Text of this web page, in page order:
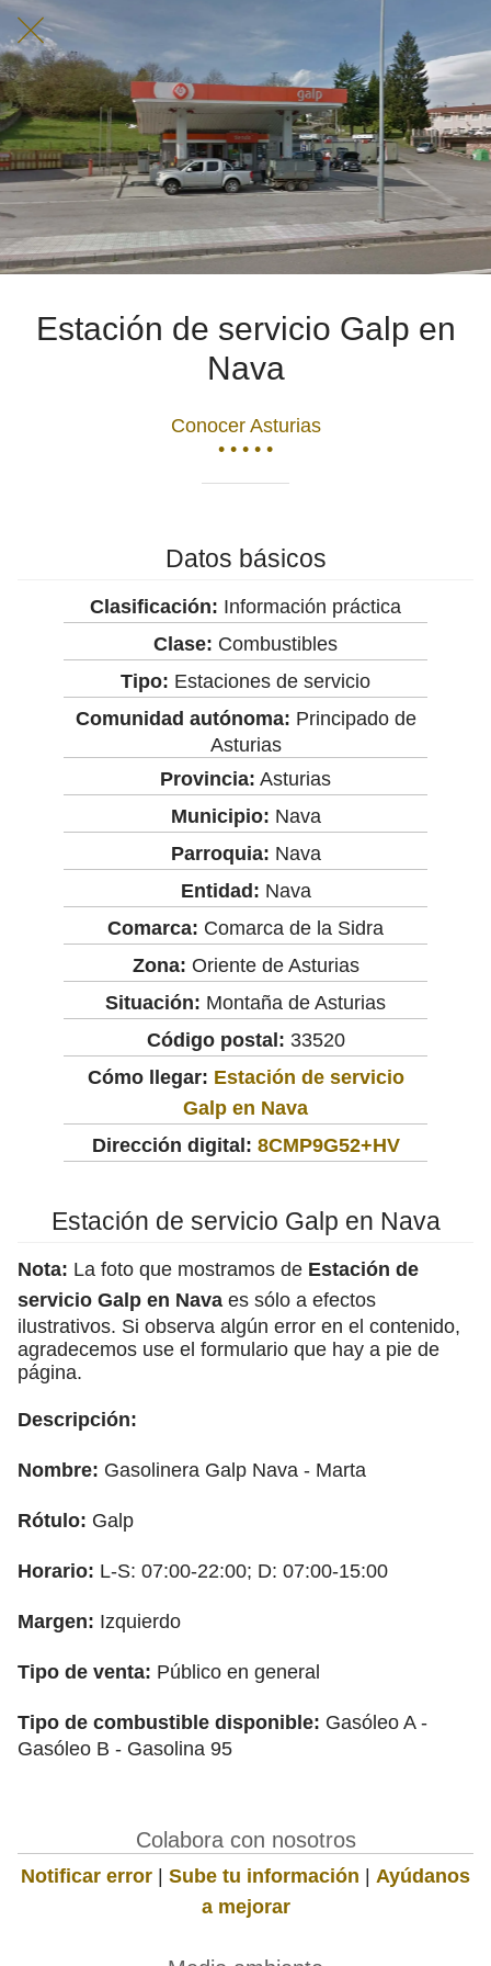
Estación de servicio Galp en
Nava
Conocer Asturias
• • • • •
Datos básicos
Clasificación: Información práctica
Clase: Combustibles
Tipo: Estaciones de servicio
Comunidad autónoma: Principado de
Asturias
Provincia: Asturias
Municipio: Nava
Parroquia: Nava
Entidad: Nava
Comarca: Comarca de la Sidra
Zona: Oriente de Asturias
Situación: Montaña de Asturias
Código postal: 33520
Cómo llegar: Estación de servicio
Galp en Nava
Dirección digital: 8CMP9G52+HV
Estación de servicio Galp en Nava
Nota: La foto que mostramos de Estación de
servicio Galp en Nava es sólo a efectos
ilustrativos. Si observa algún error en el contenido,
agradecemos use el formulario que hay a pie de
página.
Descripción:
Nombre: Gasolinera Galp Nava - Marta
Rótulo: Galp
Horario: L-S: 07:00-22:00; D: 07:00-15:00
Margen: Izquierdo
Tipo de venta: Público en general
Tipo de combustible disponible: Gasóleo A -
Gasóleo B - Gasolina 95
Colabora con nosotros
Notificar error | Sube tu información | Ayúdanos
a mejorar